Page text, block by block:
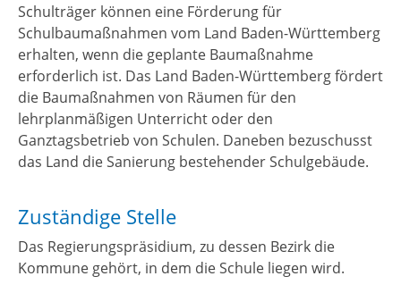
Schulträger können eine Förderung für
Schulbaumaßnahmen vom Land Baden-Württemberg
erhalten, wenn die geplante Baumaßnahme
erforderlich ist. Das Land Baden-Württemberg fördert
die Baumaßnahmen von Räumen für den
lehrplanmäßigen Unterricht oder den
Ganztagsbetrieb von Schulen. Daneben bezuschusst
das Land die Sanierung bestehender Schulgebäude.
Zuständige Stelle
Das Regierungspräsidium, zu dessen Bezirk die
Kommune gehört, in dem die Schule liegen wird.